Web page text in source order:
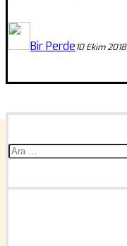
Bir Perde10 Ekim 2018
Arama: